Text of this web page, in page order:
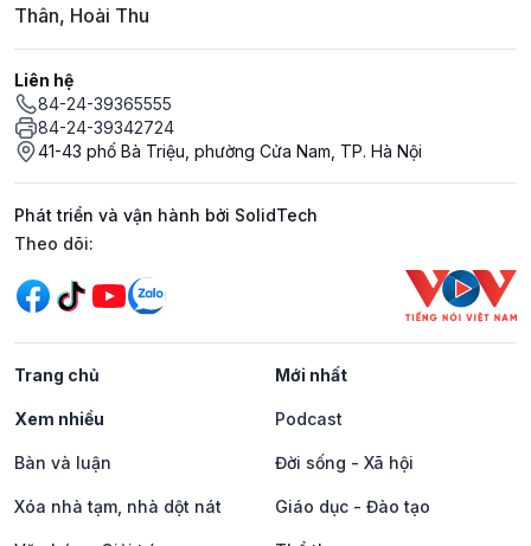
Thân, Hoài Thu
Liên hệ
84-24-39365555
84-24-39342724
41-43 phố Bà Triệu, phường Cửa Nam, TP. Hà Nội
Phát triển và vận hành bởi SolidTech
Mạng xã hội
Theo dõi:
Trang chủ Mới nhất
Xem nhiều Podcast
Bàn và luận Đời sống - Xã hội
Xóa nhà tạm, nhà dột nát Giáo dục - Đào tạo